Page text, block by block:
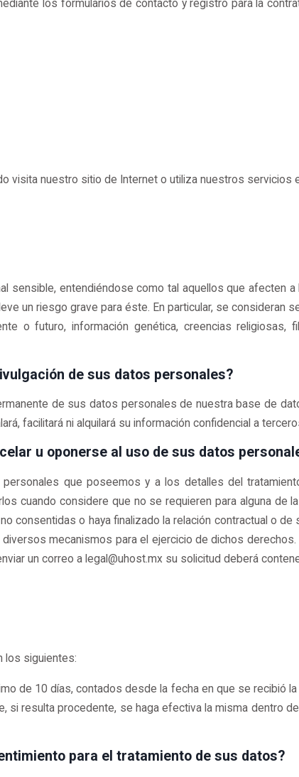
los formularios de contacto y registro para la
visita nuestro sitio de Internet o utiliza nuestros servicios
sensible, entendiéndose como tal aquellos que afecten
un riesgo grave para éste. En particular, se
o futuro, información genética, creencias religiosas,
de sus datos personales?
de sus datos personales de nuestra base de
facilitará ni alquilará su información confidencial a
u oponerse al uso de sus datos
que poseemos y a los detalles del
cuando considere que no se requieren para alguna de
consentidas o haya finalizado la relación contractual o
mecanismos para el ejercicio de dichos
un correo a legal@uhost.mx su solicitud deberá
los siguientes:
de 10 días, contados desde la fecha en que se recibió
si resulta procedente, se haga efectiva la misma dentro
para el tratamiento de sus datos?